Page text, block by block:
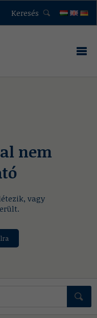
Keresés
nem
vagy